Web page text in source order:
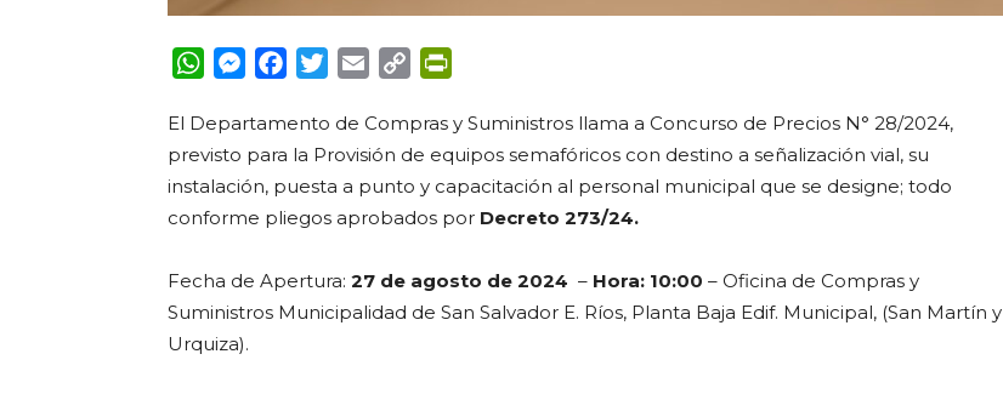
WhatsApp
Messenger
FacebookTwitterEmail Copy
El Departamento de Compras y Suministros llama a Concurso de Precios N° 28/2024,
previsto para la Provisión de equipos semafóricos con destino a señalización vial, su
instalación, puesta a punto y capacitación al personal municipal que se designe; todo
conforme pliegos aprobados por Decreto 273/24.
Fecha de Apertura: 27 de agosto de 2024 – Hora: 10:00 – Oficina de Compras y
Suministros Municipalidad de San Salvador E. Ríos, Planta Baja Edif. Municipal, (San Martín y
Urquiza).